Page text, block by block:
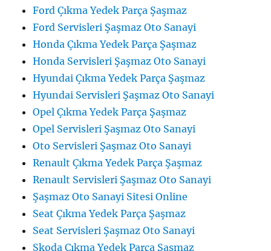
Ford Çıkma Yedek Parça Şaşmaz
Ford Servisleri Şaşmaz Oto Sanayi
Honda Çıkma Yedek Parça Şaşmaz
Honda Servisleri Şaşmaz Oto Sanayi
Hyundai Çıkma Yedek Parça Şaşmaz
Hyundai Servisleri Şaşmaz Oto Sanayi
Opel Çıkma Yedek Parça Şaşmaz
Opel Servisleri Şaşmaz Oto Sanayi
Oto Servisleri Şaşmaz Oto Sanayi
Renault Çıkma Yedek Parça Şaşmaz
Renault Servisleri Şaşmaz Oto Sanayi
Şaşmaz Oto Sanayi Sitesi Online
Seat Çıkma Yedek Parça Şaşmaz
Seat Servisleri Şaşmaz Oto Sanayi
Skoda Çıkma Yedek Parça Şaşmaz